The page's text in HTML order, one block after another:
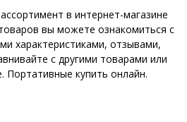
в интернет-магазине
вы можете ознакомиться с
характеристиками, отзывами,
с другими товарами или
Портативные купить онлайн.